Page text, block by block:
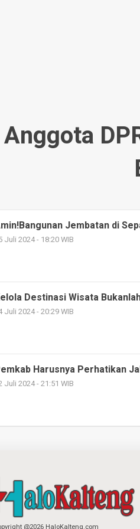
Anggota
Jembatan di
Juli 2024 - 18:20 WIB
Destinasi Wisata
Juli 2024 - 20:29 WIB
Harusnya Perhatikan
Juli 2024 - 21:51 WIB
@2026 HaloKalteng.com